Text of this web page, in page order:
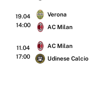
19.04
14:00
Verona
AC Milan
11.04
17:00
AC Milan
Udinese Calcio